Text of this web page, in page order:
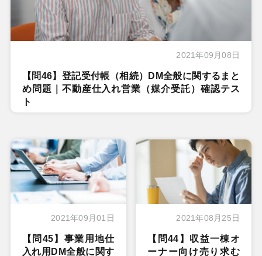
2021年09月08日
【問46】登記受付帳（相続）DM全般に関するまと
め問題｜不動産仕入れ営業（媒介受託）確認テス
ト
2021年09月01日
【問45】事業用地仕
入れ用DM全般に関す
2021年08月25日
【問44】収益一棟オ
ーナー向け売り求む